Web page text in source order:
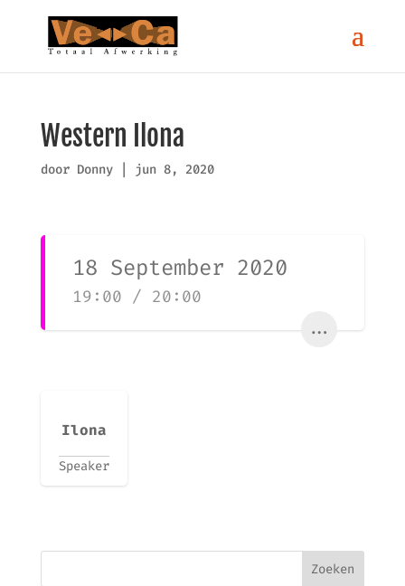
Western Ilona
door Donny| jun 8, 2020
18 September 2020
19:00 / 20:00
...
Ilona
Speaker